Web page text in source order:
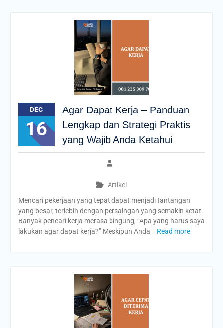
DEC
16
Agar Dapat Kerja – Panduan
Lengkap dan Strategi Praktis
yang Wajib Anda Ketahui
Artikel
Mencari pekerjaan yang tepat dapat menjadi tantangan
yang besar, terlebih dengan persaingan yang semakin ketat.
Banyak pencari kerja merasa bingung, “Apa yang harus saya
lakukan agar dapat kerja?” Meskipun Anda
Read more